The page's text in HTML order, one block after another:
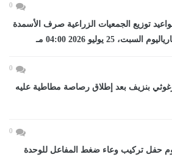
0
توزيع الجمعيات الزراعية صرف الأسمدة
25 يوليو 2026 04:00 مـ
0
بنزيف بعد إطلاق رصاصة مطاطية عليه
0
حفل تركيب وعاء ضغط المفاعل للوحدة